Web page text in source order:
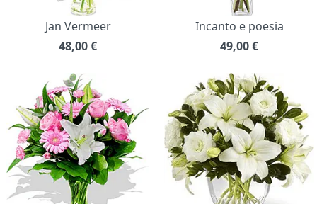
Jan Vermeer
48,00€
Incanto e poesia
49,00€